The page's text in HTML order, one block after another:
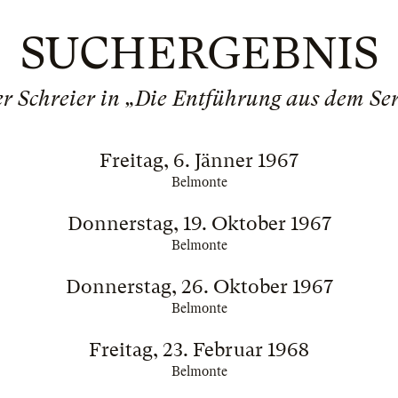
SUCHERGEBNIS
Schreier in „Die Entführung aus dem
Freitag, 6. Jänner 1967
Belmonte
Donnerstag, 19. Oktober 1967
Belmonte
Donnerstag, 26. Oktober 1967
Belmonte
Freitag, 23. Februar 1968
Belmonte